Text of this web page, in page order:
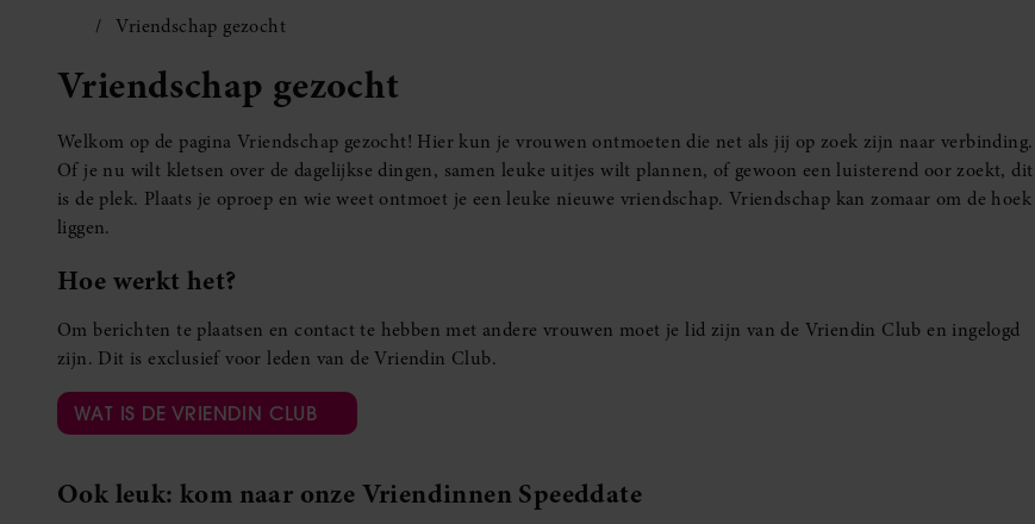
Vriendschap gezocht
Vriendschap gezocht
Welkom op de pagina Vriendschap gezocht! Hier kun je vrouwen ontmoeten die net als jij op zoek zijn naar verbinding.
Of je nu wilt kletsen over de dagelijkse dingen, samen leuke uitjes wilt plannen, of gewoon een luisterend oor zoekt, dit
is de plek. Plaats je oproep en wie weet ontmoet je een leuke nieuwe vriendschap. Vriendschap kan zomaar om de hoek
liggen.
Hoe werkt het?
Om berichten te plaatsen en contact te hebben met andere vrouwen moet je lid zijn van de Vriendin Club en ingelogd
zijn. Dit is exclusief voor leden van de Vriendin Club.
WAT IS DE VRIENDIN CLUB
Ook leuk: kom naar onze Vriendinnen Speeddate